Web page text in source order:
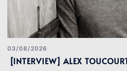
03/08/2026
[INTERVIEW] ALEX